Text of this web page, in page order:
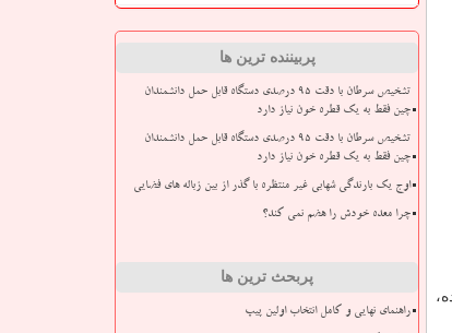
شده،
پربیننده ترین ها
تشخیص سرطان با دقت ۹۵ درصدی دستگاه قابل حمل دانشمندان
چین فقط به یک قطره خون نیاز دارد
تشخیص سرطان با دقت ۹۵ درصدی دستگاه قابل حمل دانشمندان
چین فقط به یک قطره خون نیاز دارد
اوج یک بارندگی شهابی غیر منتظره با گذر از بین زباله های فضایی
چرا معده خودش را هضم نمی کند؟
پربحث ترین ها
راهنمای نهایی و کامل انتخاب اولین پیپ